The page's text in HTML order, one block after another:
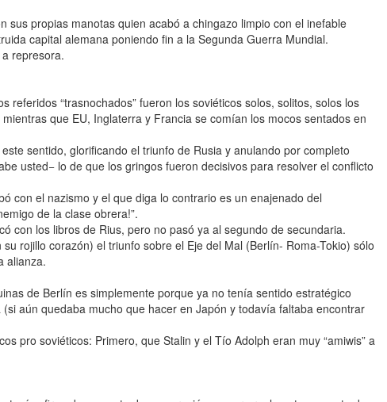
sus propias manotas quien acabó a chingazo limpio con el inefable
capital alemana poniendo fin a la Segunda Guerra Mundial.
represora.
referidos “trasnochados” fueron los soviéticos solos, solitos, solos los
que EU, Inglaterra y Francia se comían los mocos sentados en
sentido, glorificando el triunfo de Rusia y anulando por completo
usted− lo de que los gringos fueron decisivos para resolver el conflicto
con el nazismo y el que diga lo contrario es un enajenado del
de la clase obrera!”.
con los libros de Rius, pero no pasó ya al segundo de secundaria.
rojillo corazón) el triunfo sobre el Eje del Mal (Berlín- Roma-Tokio) sólo
alianza.
de Berlín es simplemente porque ya no tenía sentido estratégico
aún quedaba mucho que hacer en Japón y todavía faltaba encontrar
pro soviéticos: Primero, que Stalin y el Tío Adolph eran muy “amiwis” a